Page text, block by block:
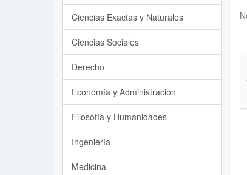
Ciencias Exactas y Naturales
Ciencias Sociales
Derecho
Economía y Administración
Filosofía y Humanidades
Ingeniería
Medicina